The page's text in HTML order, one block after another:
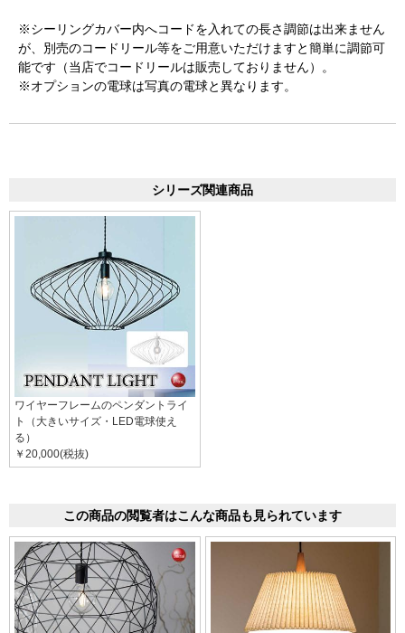
※シーリングカバー内へコードを入れての長さ調節は出来ません
が、別売のコードリール等をご用意いただけますと簡単に調節可
能です（当店でコードリールは販売しておりません）。
※オプションの電球は写真の電球と異なります。
シリーズ関連商品
ワイヤーフレームのペンダントライ
ト（大きいサイズ・LED電球使え
る）
￥20,000(税抜)
この商品の閲覧者はこんな商品も見られています